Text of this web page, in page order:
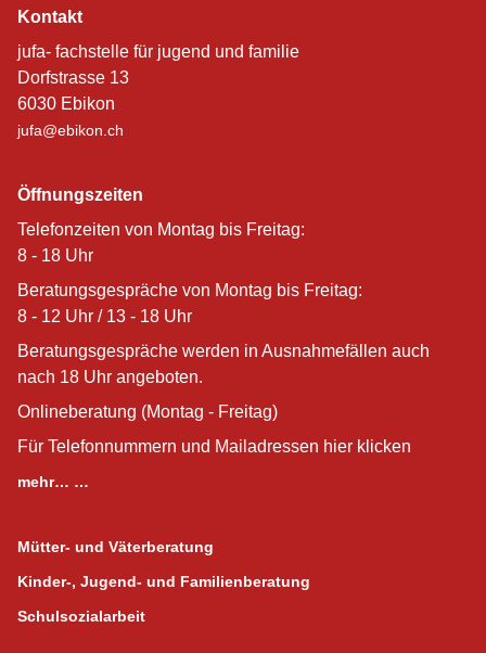
Kontakt
jufa- fachstelle für jugend und familie
Dorfstrasse 13
6030 Ebikon
jufa@ebikon.ch
Öffnungszeiten
Telefonzeiten von Montag bis Freitag:
8 - 18 Uhr
Beratungsgespräche von Montag bis Freitag:
8 - 12 Uhr / 13 - 18 Uhr
Beratungsgespräche werden in Ausnahmefällen auch
nach 18 Uhr angeboten.
Onlineberatung (Montag - Freitag)
Für Telefonnummern und Mailadressen hier klicken
mehr… …
Mütter- und Väterberatung
Kinder-, Jugend- und Familienberatung
Schulsozialarbeit